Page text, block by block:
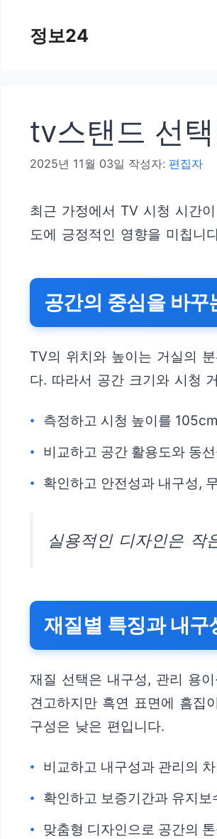
정보24
tv스탠드 선
2025년 11월 03일 작성자: 편집자
최근 가정에서 TV 시청 시간
도에 긍정적인 영향을 미칩니
공간의 중심을 바
TV의 위치와 높이는 거실의
다. 따라서 공간 크기와 시청
측정하고 시청 높이를
비교하고 공간 활용도와 동
확인하고 안전성과 내구성,
실용적인 디자인은 작
재질별 특징과 내구
재질 선택은 내구성, 관리 용
견고하지만 흑연 표면에 흠집
구성은 낮은 편입니다.
비교하고 내구성과 관리의
확인하고 보증기간과 유지
맞춤형 디자인으로 공간의